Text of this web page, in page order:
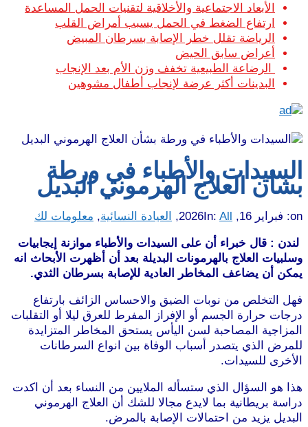
الأبعاد الاجتماعية والأخلاقية لتقنيات الحمل المساعدة
ارتفاع الضغط في الحمل يسبب أمراض القلب
الرياضة تقلل خطر الإصابة بسرطان المبيض
أعراض سابق الحيض
الرضاعة الطبيعية تخفف وزن الأم بعد الإنجاب
البدينات أكثر عرضة لإنجاب أطفال مشوهين
السيدات والأطباء في ورطة
بشأن العلاج الهرموني البديل
on: فبراير 16, 2026 In: All
, العيادة النسائية, معلومات لك
لندن : قال خبراء أن على السيدات والأطباء موازنة إيجابيات
وسلبيات العلاج بالهرمونات البديلة بعد أن أظهرت الأبحاث انه
يمكن أن يضاعف المخاطر العادية للإصابة بسرطان الثدي.
فهل التخلص من نوبات الضيق والاحساس الزائف بارتفاع
درجات حرارة الجسم أو الإفراز المفرط للعرق ليلا أو التقلبات
المزاجية المصاحبة لسن اليأس يستحق المخاطر المتزايدة
للمرض الذي يتصدر أسباب الوفاة بين انواع السرطانات
الأخرى للسيدات.
هذا هو السؤال الذي ستسأله الملايين من النساء بعد أن اكدت
دراسة بريطانية بما لايدع مجالا للشك أن العلاج الهرموني
البديل يزيد من احتمالات الإصابة بالمرض.